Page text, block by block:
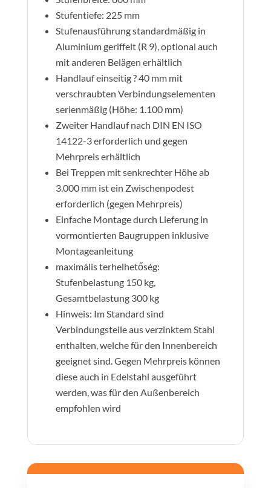
Stufentiefe: 225 mm
Stufenausführung standardmäßig in
Aluminium geriffelt (R 9), optional auch
mit anderen Belägen erhältlich
Handlauf einseitig ? 40 mm mit
verschraubten Verbindungselementen
serienmäßig (Höhe: 1.100 mm)
Zweiter Handlauf nach DIN EN ISO
14122-3 erforderlich und gegen
Mehrpreis erhältlich
Bei Treppen mit senkrechter Höhe ab
3.000 mm ist ein Zwischenpodest
erforderlich (gegen Mehrpreis)
Einfache Montage durch Lieferung in
vormontierten Baugruppen inklusive
Montageanleitung
maximális terhelhetőség:
Stufenbelastung 150 kg,
Gesamtbelastung 300 kg
Hinweis: Im Standard sind
Verbindungsteile aus verzinktem Stahl
enthalten, welche für den Innenbereich
geeignet sind. Gegen Mehrpreis können
diese auch in Edelstahl ausgeführt
werden, was für den Außenbereich
empfohlen wird